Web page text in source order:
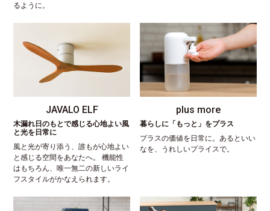
るように。
JAVALO ELF
木漏れ日のもとで感じる心地よい風
と光を日常に
風と光が寄り添う、誰もが心地よい
と感じる空間をあなたへ。 機能性
はもちろん、唯一無二の新しいライ
フスタイルがかなえられます。
plus more
暮らしに「もっと」をプラス
プラスの価値を日常に。あるといい
なを、うれしいプライスで。